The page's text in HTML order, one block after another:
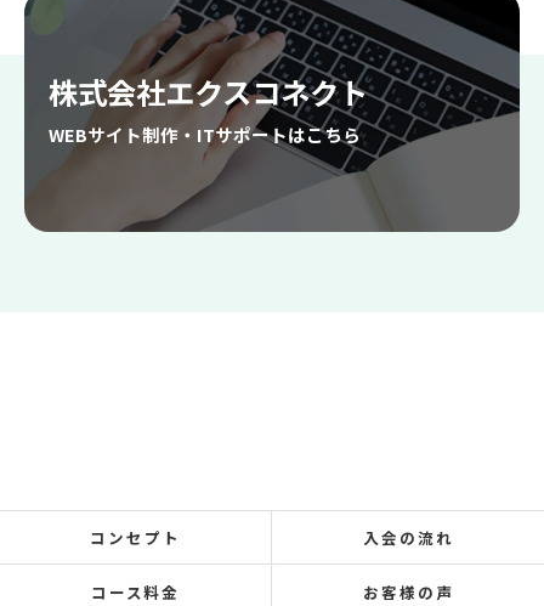
株式会社エクスコネクト
WEBサイト制作・ITサポートはこちら
コンセプト 入会の流れ
コース料金 お客様の声